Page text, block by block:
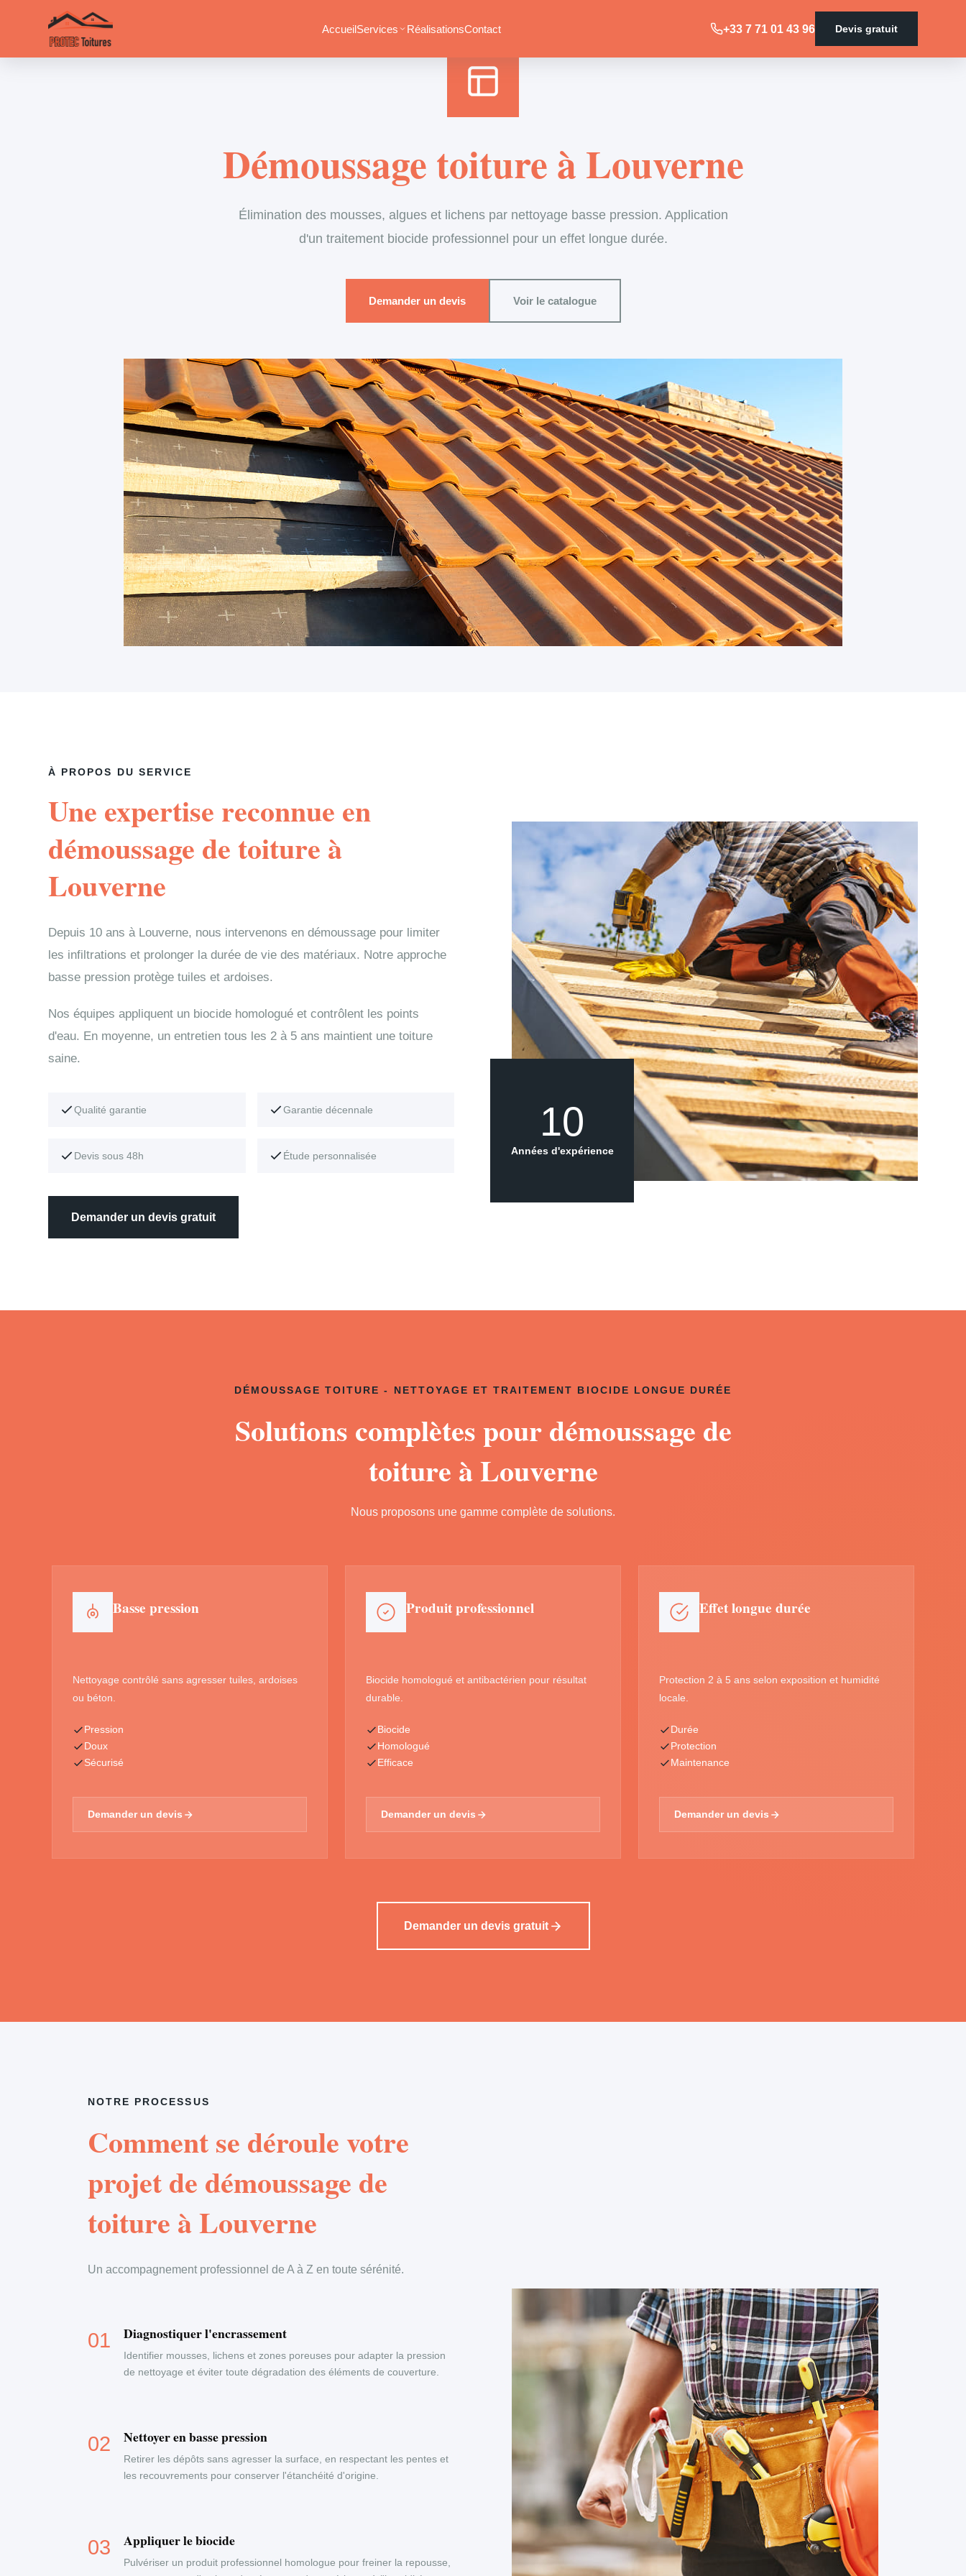
AccueilServices RéalisationsContact +33 7 71 01 43 96 Devis gratuit
Démoussage toiture à Louverne
Élimination des mousses, algues et lichens par nettoyage basse pression. Application
d'un traitement biocide professionnel pour un effet longue durée.
Demander un devis Voir le catalogue
À PROPOS DU SERVICE
Une expertise reconnue en
démoussage de toiture à
Louverne
Depuis 10 ans à Louverne, nous intervenons en démoussage pour limiter
les infiltrations et prolonger la durée de vie des matériaux. Notre approche
basse pression protège tuiles et ardoises.
Nos équipes appliquent un biocide homologué et contrôlent les points
d'eau. En moyenne, un entretien tous les 2 à 5 ans maintient une toiture
saine.
Qualité garantie Garantie décennale
Devis sous 48h Étude personnalisée
Demander un devis gratuit
10
Années d'expérience
DÉMOUSSAGE TOITURE - NETTOYAGE ET TRAITEMENT BIOCIDE LONGUE DURÉE
Solutions complètes pour démoussage de
toiture à Louverne
Nous proposons une gamme complète de solutions.
Basse pression
Nettoyage contrôlé sans agresser tuiles, ardoises
ou béton.
Pression
Doux
Sécurisé
Demander un devis
Produit professionnel
Biocide homologué et antibactérien pour résultat
durable.
Biocide
Homologué
Efficace
Demander un devis
Effet longue durée
Protection 2 à 5 ans selon exposition et humidité
locale.
Durée
Protection
Maintenance
Demander un devis
Demander un devis gratuit
NOTRE PROCESSUS
Comment se déroule votre
projet de démoussage de
toiture à Louverne
Un accompagnement professionnel de A à Z en toute sérénité.
Diagnostiquer l'encrassement
Identifier mousses, lichens et zones poreuses pour adapter la pression
de nettoyage et éviter toute dégradation des éléments de couverture.
Nettoyer en basse pression
Retirer les dépôts sans agresser la surface, en respectant les pentes et
les recouvrements pour conserver l'étanchéité d'origine.
Appliquer le biocide
Pulvériser un produit professionnel homologue pour freiner la repousse,